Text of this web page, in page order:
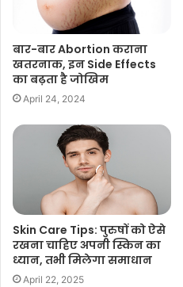
बार-बार Abortion कराना
खतरनाक, इन Side Effects
का बढ़ता है जोखिम
April 24, 2024
Skin Care Tips: पुरुषों को ऐसे
रखना चाहिए अपनी स्किन का
ध्यान, तभी मिलेगा समाधान
April 22, 2025